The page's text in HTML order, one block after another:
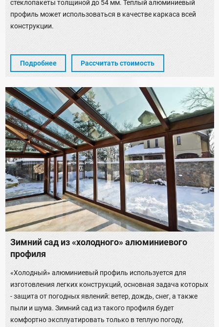
стеклопакеты толщиной до 54 мм. Теплый алюминиевый
профиль может использоваться в качестве каркаса всей
конструкции.
Подробнее Рассчитать стоимость
Зимний сад из «холодного» алюминиевого
профиля
«Холодный» алюминиевый профиль используется для
изготовления легких конструкций, основная задача которых
- защита от погодных явлений: ветер, дождь, снег, а также
пыли и шума. Зимний сад из такого профиля будет
комфортно эксплуатировать только в теплую погоду,